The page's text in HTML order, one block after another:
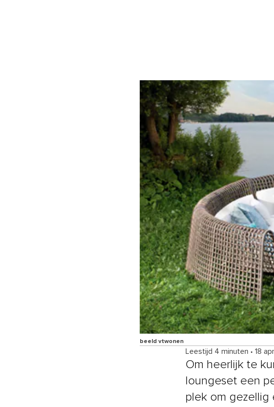
beeld vtwonen
Leestijd 4 minuten • 18
Om heerlijk te
loungeset een
plek om